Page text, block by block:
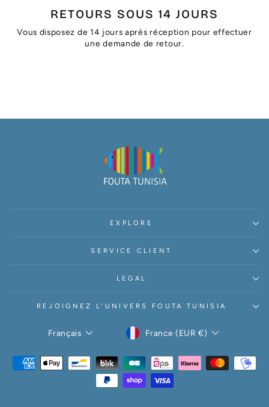
RETOURS SOUS 14 JOURS
Vous disposez de 14 jours après réception pour effectuer
une demande de retour.
EXPLORE
SERVICE CLIENT
LEGAL
REJOIGNEZ L’UNIVERS FOUTA TUNISIA
LANGUE
Français DEVISE
France (EUR €)